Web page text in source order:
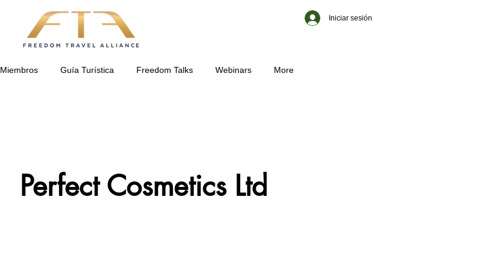
Iniciar sesión
Miembros Guía Turística Freedom Talks Webinars More
Perfect Cosmetics Ltd